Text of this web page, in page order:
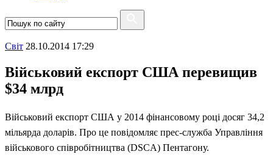
Свiт 28.10.2014 17:29
Військовий експорт США перевищив
$34 млрд
Військовий експорт США у 2014 фінансовому році досяг 34,2
мільярда доларів. Про це повідомляє прес-служба Управління
військового співробітництва (DSCA) Пентагону.